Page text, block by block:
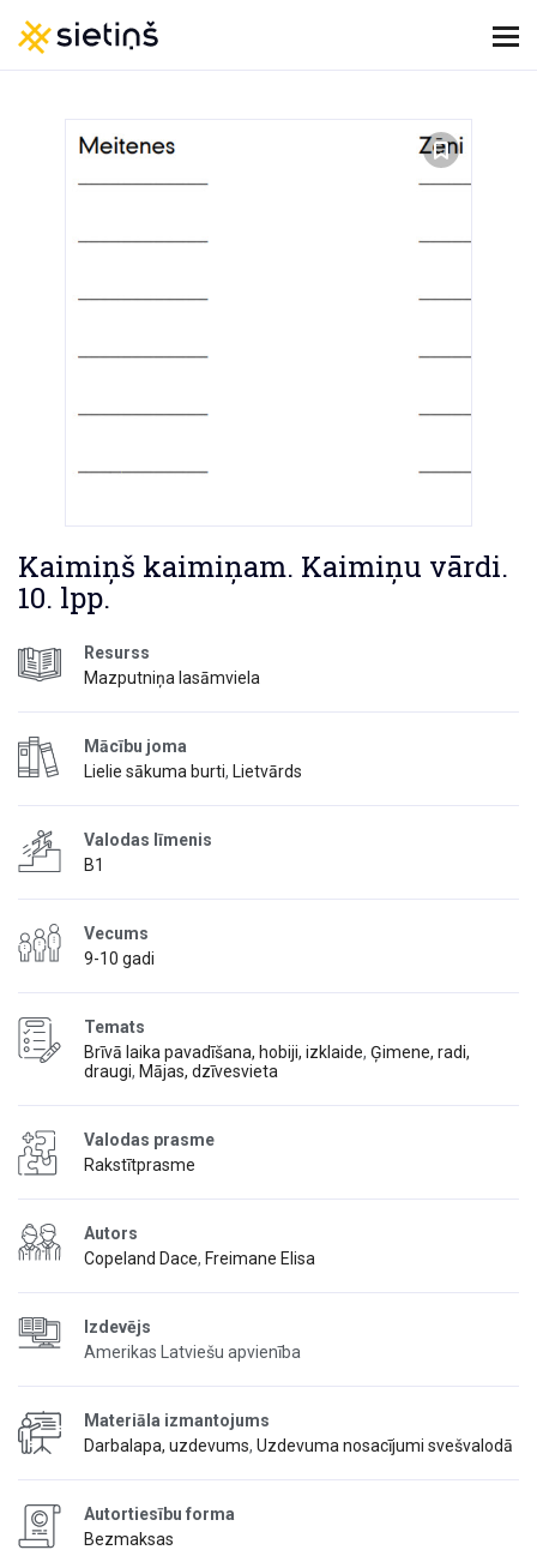
Kaimiņš kaimiņam. Kaimiņu vārdi.
10. lpp.
Resurss
Mazputniņa lasāmviela
Mācību joma
Lielie sākuma burti, Lietvārds
Valodas līmenis
B1
Vecums
9-10 gadi
Temats
Brīvā laika pavadīšana, hobiji, izklaide, Ģimene, radi,
draugi, Mājas, dzīvesvieta
Valodas prasme
Rakstītprasme
Autors
Copeland Dace, Freimane Elisa
Izdevējs
Amerikas Latviešu apvienība
Materiāla izmantojums
Darbalapa, uzdevums, Uzdevuma nosacījumi svešvalodā
Autortiesību forma
Bezmaksas